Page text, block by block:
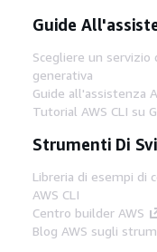
Guide
Scegliere un
generativa
Guide all'assistenza
Tutorial AWS CLI su
Strumenti Di
Libreria di esempi di
AWS CLI
Centro builder AWS
Blog AWS sugli